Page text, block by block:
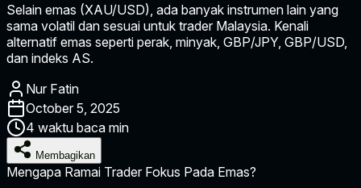
Selain emas (XAU/USD), ada banyak instrumen lain yang
sama volatil dan sesuai untuk trader Malaysia. Kenali
alternatif emas seperti perak, minyak, GBP/JPY, GBP/USD,
dan indeks AS.
Nur Fatin
October 5, 2025
4 waktu baca min
Membagikan
Mengapa Ramai Trader Fokus Pada Emas?